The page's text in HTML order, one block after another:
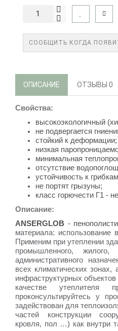
СООБЩИТЬ КОГДА
ОПИСАНИЕ ОТЗЫВЫ 0
Свойства:
высокоэкологичный
не подвергается
стойкий к деформации;
низкая
минимальная
отсутствие
устойчивость к
не портят грызуны;
класс горючести Г1 -
Описание:
ANSERGLOB -
материала: использование
Применим при утеплении
промышленного, жилого,
административного
всех климатических зонах,
инфраструктурных
качестве утеплителя
проконсультируйтесь у
задействован для
частей конструкции
кровля, пол …) как внутри